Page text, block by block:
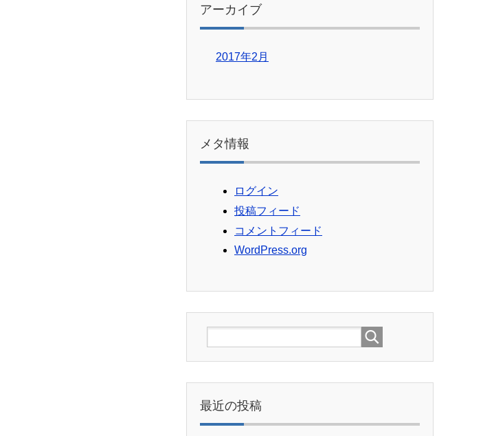
アーカイブ
2017年2月
メタ情報
ログイン
投稿フィード
コメントフィード
WordPress.org
最近の投稿